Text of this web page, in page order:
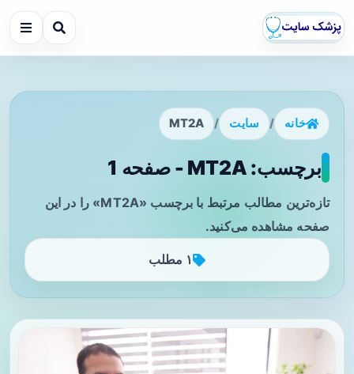
خانه / سایت /
MT2A
برچسب: MT2A - صفحه 1
تازه‌ترین مطالب مرتبط با برچسب «MT2A» را در این
صفحه مشاهده می‌کنید.
۱ مطلب